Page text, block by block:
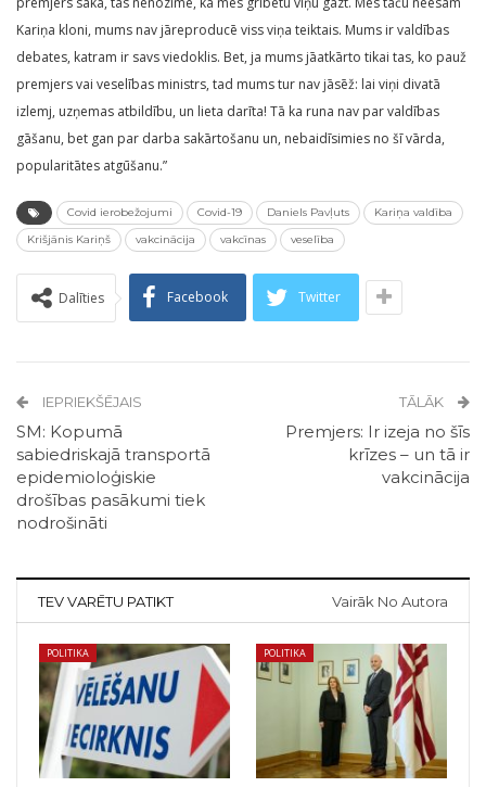
Kariņa kloni, mums nav jāreproducē viss viņa teiktais. Mums ir valdības
debates, katram ir savs viedoklis. Bet, ja mums jāatkārto tikai tas, ko pauž
premjers vai veselības ministrs, tad mums tur nav jāsēž: lai viņi divatā
izlemj, uzņemas atbildību, un lieta darīta! Tā ka runa nav par valdības
gāšanu, bet gan par darba sakārtošanu un, nebaidīsimies no šī vārda,
popularitātes atgūšanu.”
Covid ierobežojumi Covid-19 Daniels Pavļuts
Kariņa valdība
Krišjānis Kariņš
vakcinācija vakcīnas veselība
Dalīties Facebook Twitter
IEPRIEKŠĒJAIS
SM: Kopumā
sabiedriskajā transportā
epidemioloģiskie
drošības pasākumi tiek
nodrošināti
TĀLĀK
Premjers: Ir izeja no šīs
krīzes – un tā ir
vakcinācija
TEV VARĒTU PATIKT Vairāk No Autora
POLITIKA POLITIKA